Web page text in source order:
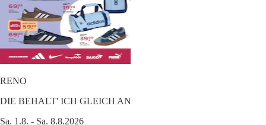
RENO
DIE BEHALT' ICH GLEICH AN
Sa. 1.8. - Sa. 8.8.2026